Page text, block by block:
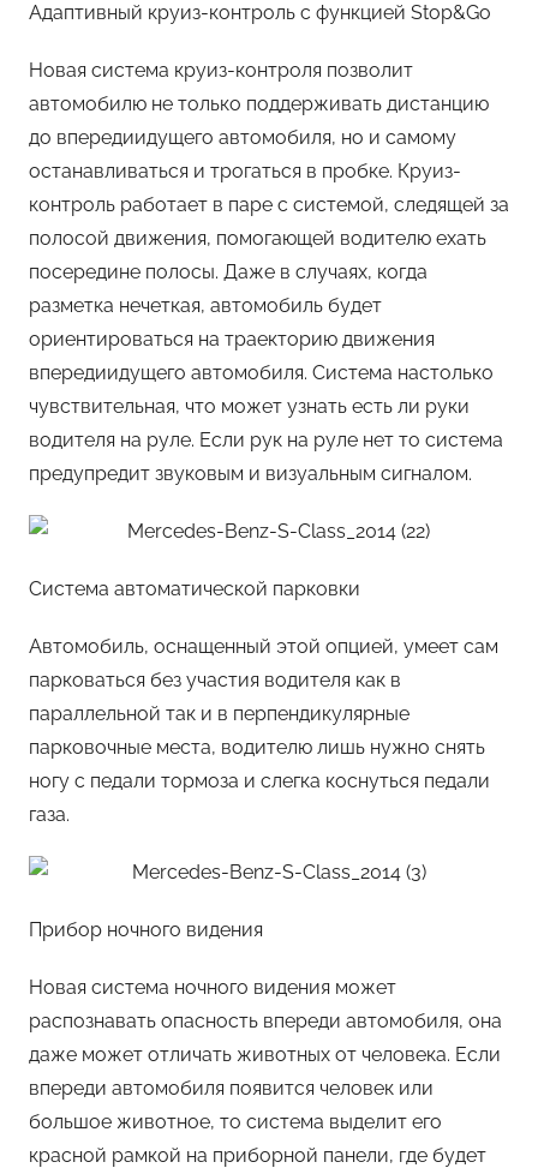
Адаптивный круиз-контроль с функцией Stop&Go
Новая система круиз-контроля позволит
автомобилю не только поддерживать дистанцию
до впередиидущего автомобиля, но и самому
останавливаться и трогаться в пробке. Круиз-
контроль работает в паре с системой, следящей за
полосой движения, помогающей водителю ехать
посередине полосы. Даже в случаях, когда
разметка нечеткая, автомобиль будет
ориентироваться на траекторию движения
впередиидущего автомобиля. Система настолько
чувствительная, что может узнать есть ли руки
водителя на руле. Если рук на руле нет то система
предупредит звуковым и визуальным сигналом.
Система автоматической парковки
Автомобиль, оснащенный этой опцией, умеет сам
парковаться без участия водителя как в
параллельной так и в перпендикулярные
парковочные места, водителю лишь нужно снять
ногу с педали тормоза и слегка коснуться педали
газа.
Прибор ночного видения
Новая система ночного видения может
распознавать опасность впереди автомобиля, она
даже может отличать животных от человека. Если
впереди автомобиля появится человек или
большое животное, то система выделит его
красной рамкой на приборной панели, где будет